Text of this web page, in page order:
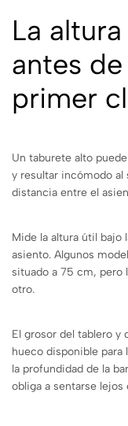
La
antes
primer
Un taburete alto
y resultar incómodo al
distancia entre el
Mide la altura útil bajo
asiento. Algunos
situado a 75 cm, pero
otro.
El grosor del tablero
hueco disponible para
la profundidad de la
obliga a sentarse lejos